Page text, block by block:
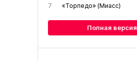
7
«Торпедо» (Миасс)
Полная версия